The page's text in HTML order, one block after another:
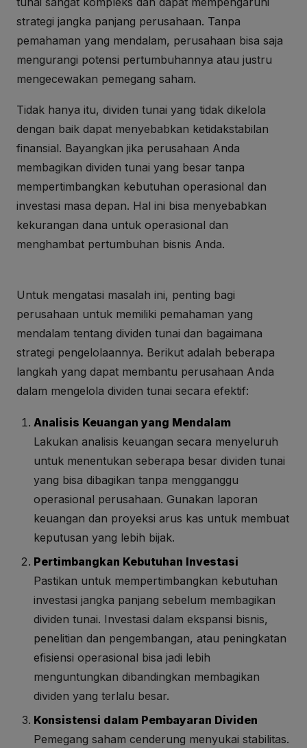
strategi jangka panjang perusahaan. Tanpa
pemahaman yang mendalam, perusahaan bisa saja
mengurangi potensi pertumbuhannya atau justru
mengecewakan pemegang saham.
Tidak hanya itu, dividen tunai yang tidak dikelola
dengan baik dapat menyebabkan ketidakstabilan
finansial. Bayangkan jika perusahaan Anda
membagikan dividen tunai yang besar tanpa
mempertimbangkan kebutuhan operasional dan
investasi masa depan. Hal ini bisa menyebabkan
kekurangan dana untuk operasional dan
menghambat pertumbuhan bisnis Anda.
Untuk mengatasi masalah ini, penting bagi
perusahaan untuk memiliki pemahaman yang
mendalam tentang dividen tunai dan bagaimana
strategi pengelolaannya. Berikut adalah beberapa
langkah yang dapat membantu perusahaan Anda
dalam mengelola dividen tunai secara efektif:
Analisis Keuangan yang Mendalam
Lakukan analisis keuangan secara menyeluruh
untuk menentukan seberapa besar dividen tunai
yang bisa dibagikan tanpa mengganggu
operasional perusahaan. Gunakan laporan
keuangan dan proyeksi arus kas untuk membuat
keputusan yang lebih bijak.
Pertimbangkan Kebutuhan Investasi
Pastikan untuk mempertimbangkan kebutuhan
investasi jangka panjang sebelum membagikan
dividen tunai. Investasi dalam ekspansi bisnis,
penelitian dan pengembangan, atau peningkatan
efisiensi operasional bisa jadi lebih
menguntungkan dibandingkan membagikan
dividen yang terlalu besar.
Konsistensi dalam Pembayaran Dividen
Pemegang saham cenderung menyukai stabilitas.